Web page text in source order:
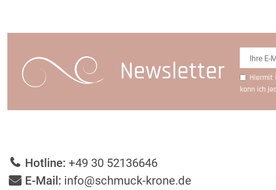
Newsletter Hiermit
kann ich
Hotline: +49 30 52136646
E-Mail: info@schmuck-krone.de